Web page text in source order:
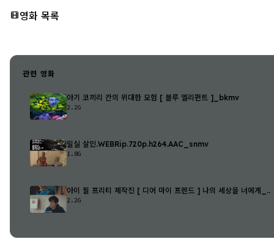
영화 목록
관련 영화
아기 코끼리 칸의 위대한 모험 [ 블루 엘리펀트 ]_bkmv
2.2G
밀실 살인.WEBRip.720p.h264.AAC_snmv
1.8G
아이 필 프리티 제작진 [ 디어 마이 프렌드 ] 나의 세상을 너에게_..
2.2G